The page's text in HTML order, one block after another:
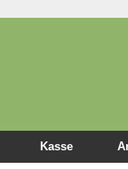
Kasse